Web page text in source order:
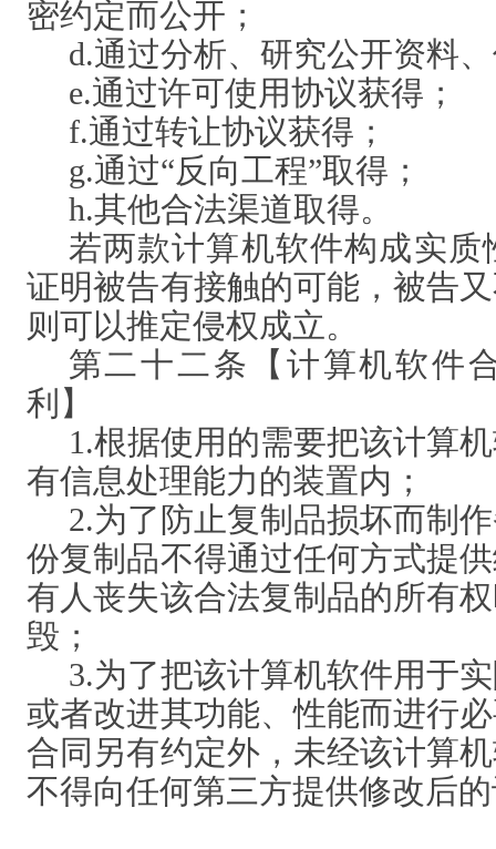
密约定而公开；
d.通过分析、研究公开资料
e.通过许可使用协议获得；
f.通过转让协议获得；
g.通过“反向工程”取得；
h.其他合法渠道取得。
若两款计算机软件构成实
证明被告有接触的可能，被告
则可以推定侵权成立。
第二十二条【计算机软件
利】
1.根据使用的需要把该计算
有信息处理能力的装置内；
2.为了防止复制品损坏而制
份复制品不得通过任何方式提
有人丧失该合法复制品的所有
毁；
3.为了把该计算机软件用于
或者改进其功能、性能而进行
合同另有约定外，未经该计算
不得向任何第三方提供修改后